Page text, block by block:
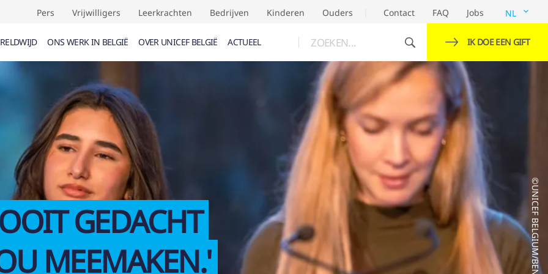
Pers Vrijwilligers Leerkrachten Bedrijven Kinderen Ouders Contact FAQ Jobs NL
ONS WERK IN BELGIË OVER UNICEF BELGIË ACTUEEL ZOEKEN... IK DOE EEN GIFT
(0) EVENEMENTEN (
GEDACHT
MEEMAKEN.'